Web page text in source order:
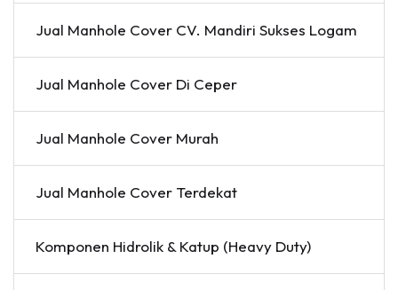
Jual Manhole Cover CV. Mandiri Sukses Logam
Jual Manhole Cover Di Ceper
Jual Manhole Cover Murah
Jual Manhole Cover Terdekat
Komponen Hidrolik & Katup (Heavy Duty)